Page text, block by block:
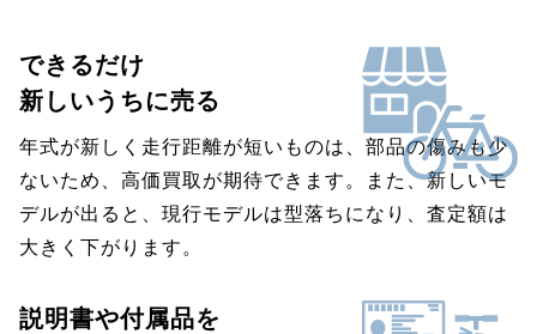
できるだけ
新しいうちに売る
年式が新しく走行距離が短いものは、部品の傷みも少
ないため、高価買取が期待できます。また、新しいモ
デルが出ると、現行モデルは型落ちになり、査定額は
大きく下がります。
説明書や付属品を